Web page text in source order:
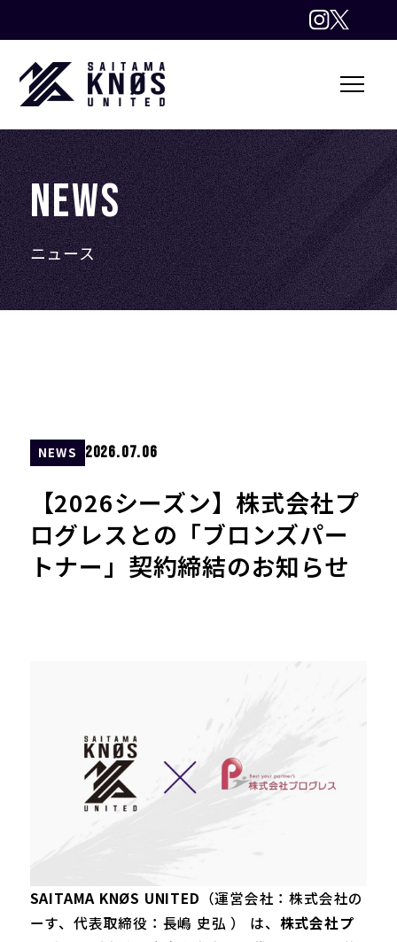
NEWS
ニュース
NEWS 2026.07.06
【2026シーズン】株式会社プ
ログレスとの「ブロンズパー
トナー」契約締結のお知らせ
SAITAMA KNØS UNITED （運営会社：株式会社の
ーす、代表取締役：長嶋 史弘 ） は、 株式会社プ